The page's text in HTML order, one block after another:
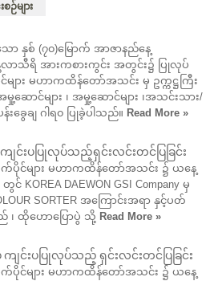
စဉ်များ
ာ နှစ် (၇၀)မြောက် အာဇာနည်နေ့
တလာသီရိ အားကစားကွင်း အတွင်း၌ ပြုလုပ်
ျား မဟာကထိန်တော်အသင်း မှ ဥက္ကဋ္ဌကြီး
ောင်များ ၊ အမှု့ဆောင်များ ၊အသင်းသား/
ခွေချ ဂါရ၀ ပြုခဲ့ပါသည်။ Read More »
မှ ကျင်းပပြုလုပ်သည့်ရှင်းလင်းတင်ပြခြင်း
က်ပိုင်များ မဟာကထိန်တော်အသင်း ၌ ယနေ့
KOREA DAEWON GSI Company မှ
SORTER အကြောင်းအရာ နှင့်ပတ်
၊ ထိုဟောပြောပွဲ သို့ Read More »
မှ ကျင်းပပြုလုပ်သည့် ရှင်းလင်းတင်ပြခြင်း
က်ပိုင်များ မဟာကထိန်တော်အသင်း ၌ ယနေ့